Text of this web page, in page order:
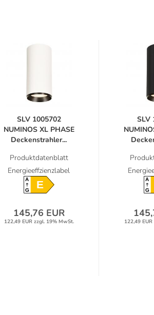
SLV 1005702
NUMINOS XL PHASE
Deckenstrahler...
Produktdatenblatt
Energieeffzienzlabel
A
GE
145,76 EUR
122,49 EUR zzgl. 19% MwSt.
SLV
A
G
122,49